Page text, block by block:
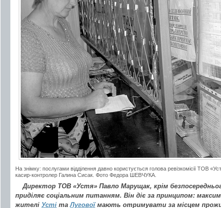
На знімку: послугами відділення давно користується голова ревізкомісії ТОВ
касир-контролер Галина Сисак. Фото Федора ШЕВЧУКА.
Директор ТОВ «Устя» Павло Марущак, крім
приділяє соціальним питанням. Він діє за принципом:
жителі Усті таЛуговоїмають отримувати за місцем